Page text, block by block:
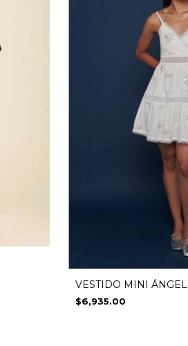
VESTIDO MINI ÁNGEL
$6,935.00